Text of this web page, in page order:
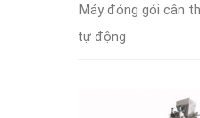
Máy đóng gói cân
tự động